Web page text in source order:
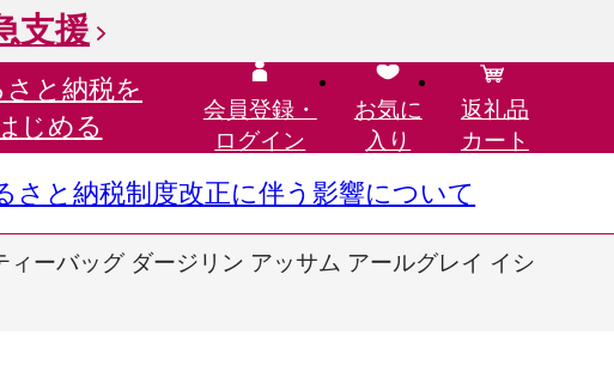
支援
と納税を
じめる
会員登録・
ログイン
お気に
入り
返礼品
カート
さと納税制度改正に伴う影響について
ーバッグ ダージリン アッサム アールグレイ イシ